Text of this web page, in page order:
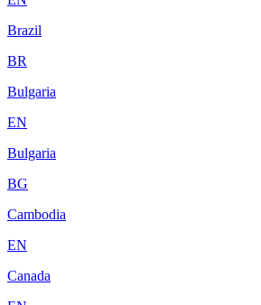
Brazil
BR
Bulgaria
EN
Bulgaria
BG
Cambodia
EN
Canada